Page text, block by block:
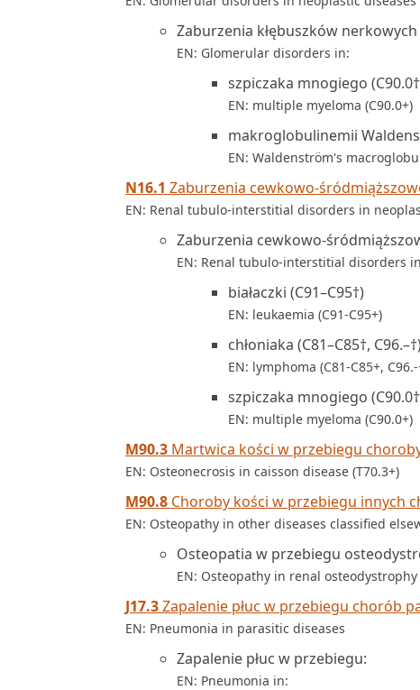
Zaburzenia kłębuszków
EN: Glomerular disorders in:
szpiczaka mnogiego
EN: multiple myeloma (C90.0+)
makroglobulinemii
EN: Waldenström's
N16.1 Zaburzenia cewkowo-
EN: Renal tubulo-interstitial disorders in
Zaburzenia cewkowo-
EN: Renal tubulo-interstitial disorders
białaczki (C91–C95†)
EN: leukaemia (C91-C95+)
chłoniaka (C81–C85†,
EN: lymphoma (C81-C85+,
szpiczaka mnogiego
EN: multiple myeloma (C90.0+)
M90.3 Martwica kości w przebiegu
EN: Osteonecrosis in caisson disease (T70.3+)
M90.8 Choroby kości w przebiegu innych
EN: Osteopathy in other diseases classified
Osteopatia w przebiegu
EN: Osteopathy in renal osteodystrophy
J17.3Zapalenie płuc w przebiegu chorób
EN: Pneumonia in parasitic diseases
Zapalenie płuc w przebiegu:
EN: Pneumonia in: